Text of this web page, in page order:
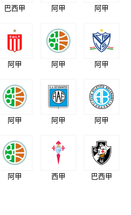
巴西甲 阿甲 阿甲
阿甲 阿甲 阿甲
阿甲 阿甲 阿甲
阿甲 西甲 巴西甲